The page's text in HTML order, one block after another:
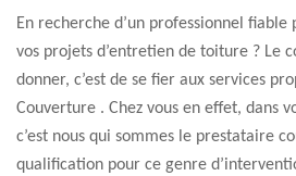
En recherche d’un professionnel
vos projets d’entretien de toiture ? Le
donner, c’est de se fier aux services
Couverture . Chez vous en effet, dans
c’est nous qui sommes le prestataire
qualification pour ce genre